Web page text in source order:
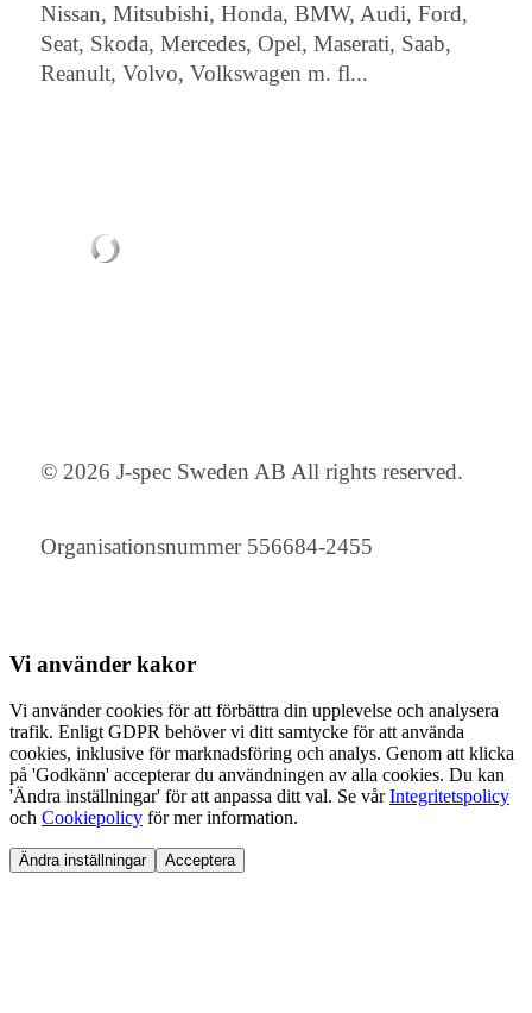
Nissan, Mitsubishi, Honda, BMW, Audi, Ford,
Seat, Skoda, Mercedes, Opel, Maserati, Saab,
Reanult, Volvo, Volkswagen m. fl...
© 2026 J-spec Sweden AB All rights reserved.
Organisationsnummer 556684-2455
Vi använder kakor
Vi använder cookies för att förbättra din upplevelse och analysera
trafik. Enligt GDPR behöver vi ditt samtycke för att använda
cookies, inklusive för marknadsföring och analys. Genom att klicka
på 'Godkänn' accepterar du användningen av alla cookies. Du kan
'Ändra inställningar' för att anpassa ditt val. Se vårIntegritetspolicy
och Cookiepolicy för mer information.
Ändra inställningar Acceptera